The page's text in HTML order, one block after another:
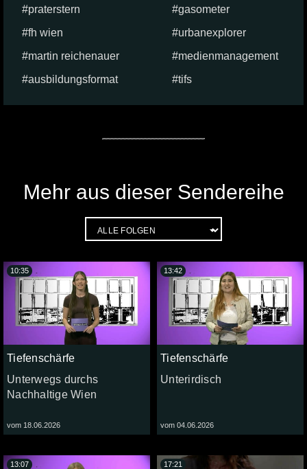
praterstern
gasometer
fh wien
urbanexplorer
martin reichenauer
medienmanagement
ausbildungsformat
tifs
Mehr aus dieser Sendereihe
Tiefenschärfe
Unterwegs durchs
Nachhaltige Wien
vom 18.06.2026
10:35
Tiefenschärfe
Unterirdisch
vom 04.06.2026
13:42
13:07 17:21